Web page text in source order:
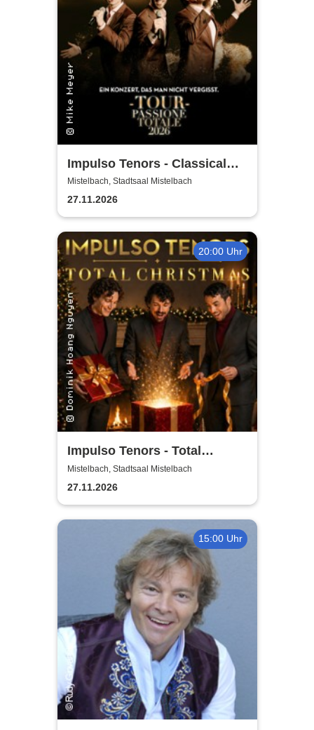
Impulso Tenors - Classical
Crossover
Mistelbach, Stadtsaal Mistelbach
27.11.2026
20:00 Uhr
Impulso Tenors - Total
Christmas
Mistelbach, Stadtsaal Mistelbach
27.11.2026
15:00 Uhr